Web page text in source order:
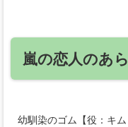
嵐の恋人のあ
幼馴染のゴム【役：キ